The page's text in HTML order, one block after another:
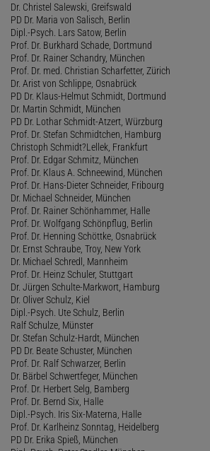
Dr. Christel Salewski, Greifswald
PD Dr. Maria von Salisch, Berlin
Dipl.-Psych. Lars Satow, Berlin
Prof. Dr. Burkhard Schade, Dortmund
Prof. Dr. Rainer Schandry, München
Prof. Dr. med. Christian Scharfetter, Zürich
Dr. Arist von Schlippe, Osnabrück
PD Dr. Klaus-Helmut Schmidt, Dortmund
Dr. Martin Schmidt, München
PD Dr. Lothar Schmidt-Atzert, Würzburg
Prof. Dr. Stefan Schmidtchen, Hamburg
Christoph Schmidt?Lellek, Frankfurt
Prof. Dr. Edgar Schmitz, München
Prof. Dr. Klaus A. Schneewind, München
Prof. Dr. Hans-Dieter Schneider, Fribourg
Dr. Michael Schneider, München
Prof. Dr. Rainer Schönhammer, Halle
Prof. Dr. Wolfgang Schönpflug, Berlin
Prof. Dr. Henning Schöttke, Osnabrück
Dr. Ernst Schraube, Troy, New York
Dr. Michael Schredl, Mannheim
Prof. Dr. Heinz Schuler, Stuttgart
Dr. Jürgen Schulte-Markwort, Hamburg
Dr. Oliver Schulz, Kiel
Dipl.-Psych. Ute Schulz, Berlin
Ralf Schulze, Münster
Dr. Stefan Schulz-Hardt, München
PD Dr. Beate Schuster, München
Prof. Dr. Ralf Schwarzer, Berlin
Dr. Bärbel Schwertfeger, München
Prof. Dr. Herbert Selg, Bamberg
Prof. Dr. Bernd Six, Halle
Dipl.-Psych. Iris Six-Materna, Halle
Prof. Dr. Karlheinz Sonntag, Heidelberg
PD Dr. Erika Spieß, München